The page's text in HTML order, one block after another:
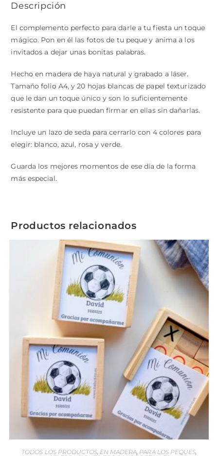
Descripción
El complemento perfecto para darle a tu fiesta un toque
mágico. Pon en él las fotos de tu peque y anima a los
invitados a dejar unas bonitas palabras.
Hecho en madera de haya natural y grabado a láser.
Tamaño folio A4, y 20 hojas blancas de papel texturizado
que le dan un toque único y son lo suficientemente
resistente para que puedan firmar en ellas sin dañarlas.
Incluye un lazo de seda para cerrarlo con 4 colores para
elegir: blanco, azul, rosa y verde.
Guarda los mejores momentos de ese día de la forma
más especial.
Productos relacionados
TODOS LOS PRODUCTOS, EN MADERA PARA LOS PEQUES,